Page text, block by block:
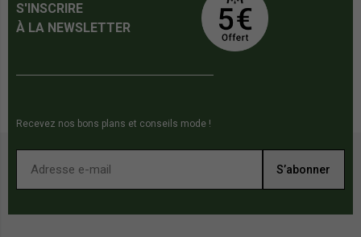
S'INSCRIRE
À LA NEWSLETTER
Recevez nos bons plans et conseils mode !
S’abonner